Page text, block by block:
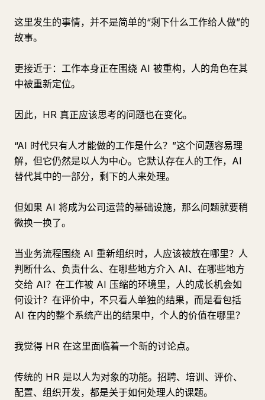
这里发生的事情，并不是简单的“剩下什么工作给人做”的
故事。
更接近于：工作本身正在围绕 AI 被重构，人的角色在其
中被重新定位。
因此，HR 真正应该思考的问题也在变化。
“AI 时代只有人才能做的工作是什么？”这个问题容易理
解，但它仍然是以人为中心。它默认存在人的工作，AI
替代其中的一部分，剩下的人来处理。
但如果 AI 将成为公司运营的基础设施，那么问题就要稍
微换一换了。
当业务流程围绕 AI 重新组织时，人应该被放在哪里？人
判断什么、负责什么、在哪些地方介入 AI、在哪些地方
交给 AI？在工作被 AI 压缩的环境里，人的成长机会如
何设计？在评价中，不只看人单独的结果，而是看包括
AI 在内的整个系统产出的结果中，个人的价值在哪里？
我觉得 HR 在这里面临着一个新的讨论点。
传统的 HR 是以人为对象的功能。招聘、培训、评价、
配置、组织开发，都是关于如何处理人的课题。